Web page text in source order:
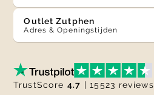
Outlet Zutphen
Adres & Openingstijden
TrustScore 4.7 | 15523 reviews